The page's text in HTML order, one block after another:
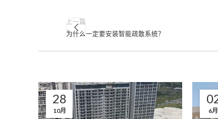
上一篇
为什么一定要安装智能疏散系统？
28
10月 6月